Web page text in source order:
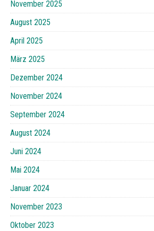
November 2025
August 2025
April 2025
März 2025
Dezember 2024
November 2024
September 2024
August 2024
Juni 2024
Mai 2024
Januar 2024
November 2023
Oktober 2023